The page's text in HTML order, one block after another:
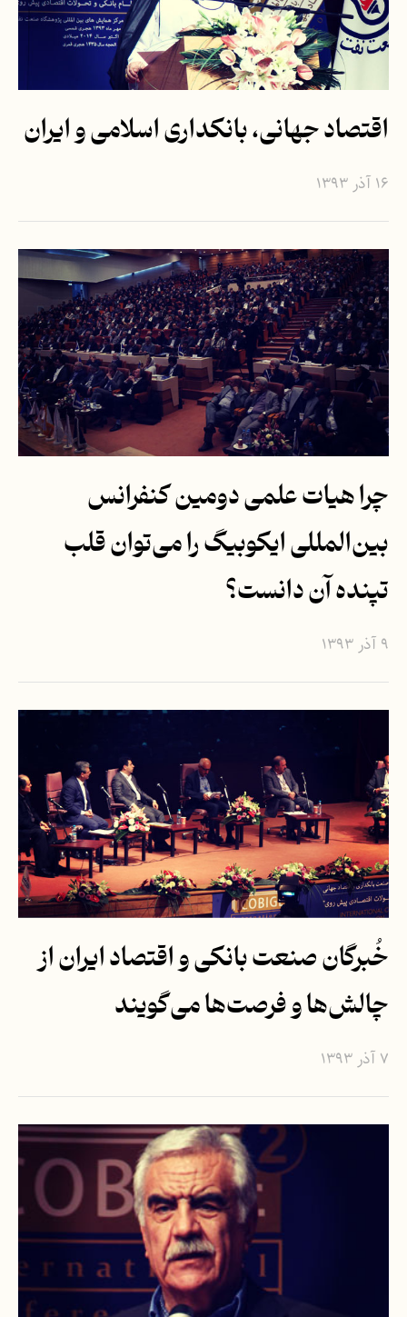
اقتصاد جهانی، بانکداری اسلامی و ایران
۱۶ آذر ۱۳۹۳
چرا هیات علمی دومین کنفرانس
بین‌المللی ایکوبیگ را می‌توان قلب
تپنده آن دانست؟
۹ آذر ۱۳۹۳
خُبرگان صنعت بانکی و اقتصاد ایران از
چالش‌ها و فرصت‌ها می‌گویند
۷ آذر ۱۳۹۳